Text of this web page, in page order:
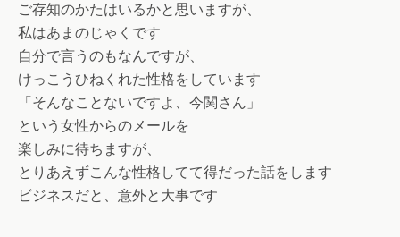
ご存知のかたはいるかと思いますが、
私はあまのじゃくです
自分で言うのもなんですが、
けっこうひねくれた性格をしています
「そんなことないですよ、今関さん」
という女性からのメールを
楽しみに待ちますが、
とりあえずこんな性格してて得だった話をします
ビジネスだと、意外と大事です